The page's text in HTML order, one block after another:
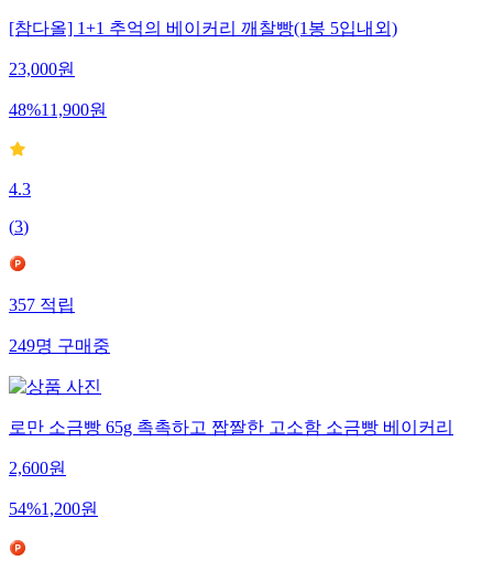
[참다올] 1+1 추억의 베이커리 깨찰빵(1봉 5입내외)
23,000원
48%11,900원
4.3
(3)
357적립
249명구매중
로만 소금빵 65g 촉촉하고 짭짤한 고소함 소금빵 베이커리
2,600원
54%1,200원